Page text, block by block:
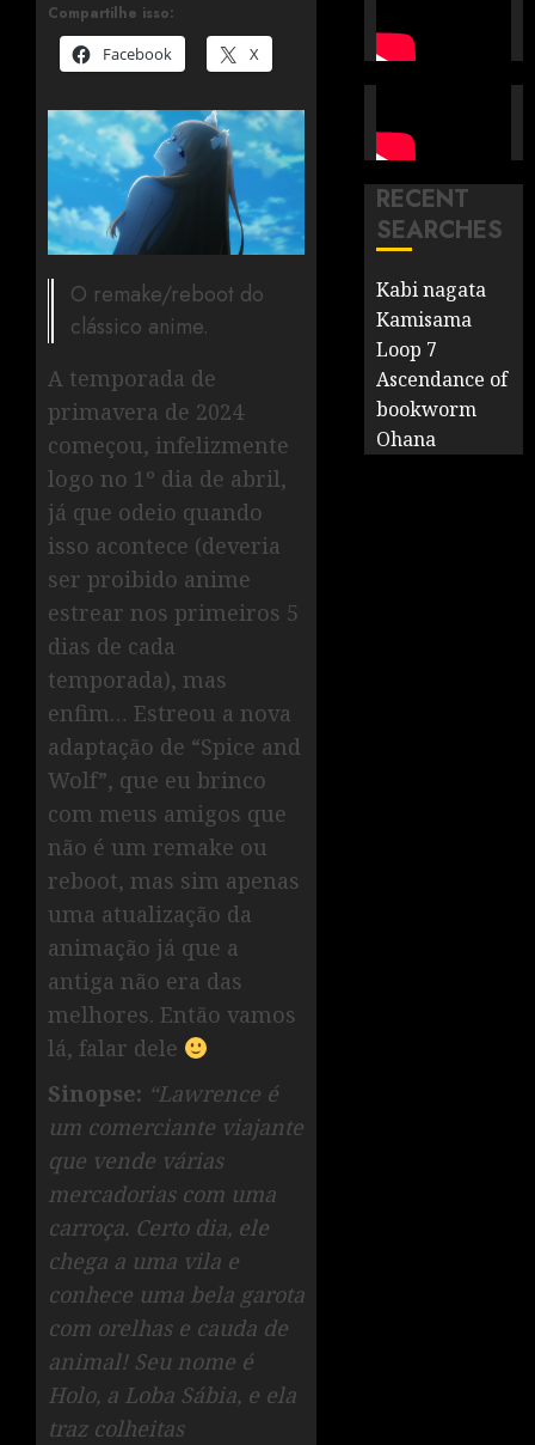
Compartilhe isso:
Facebook
X
O remake/reboot do
clássico anime.
A temporada de
primavera de 2024
começou, infelizmente
logo no 1º dia de abril,
já que odeio quando
isso acontece (deveria
ser proibido anime
estrear nos primeiros 5
dias de cada
temporada), mas
enfim… Estreou a nova
adaptação de “Spice and
Wolf”, que eu brinco
com meus amigos que
não é um remake ou
reboot, mas sim apenas
uma atualização da
animação já que a
antiga não era das
melhores. Então vamos
lá, falar dele
Sinopse: “Lawrence é
um comerciante viajante
que vende várias
mercadorias com uma
carroça. Certo dia, ele
chega a uma vila e
conhece uma bela garota
com orelhas e cauda de
animal! Seu nome é
Holo, a Loba Sábia, e ela
traz colheitas
RECENT
SEARCHES
Kabi nagata
Kamisama
Loop 7
Ascendance of
bookworm
Ohana